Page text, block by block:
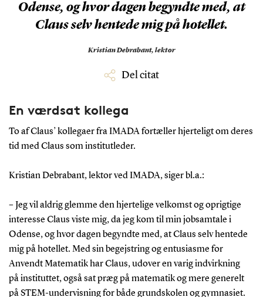
Odense, og hvor dagen begyndte med, at
Claus selv hentede mig på hotellet.
Kristian Debrabant, lektor
Del citat
En værdsat kollega
To af Claus’ kollegaer fra IMADA fortæller hjerteligt om deres
tid med Claus som institutleder.
Kristian Debrabant, lektor ved IMADA, siger bl.a.:
– Jeg vil aldrig glemme den hjertelige velkomst og oprigtige
interesse Claus viste mig, da jeg kom til min jobsamtale i
Odense, og hvor dagen begyndte med, at Claus selv hentede
mig på hotellet. Med sin begejstring og entusiasme for
Anvendt Matematik har Claus, udover en varig indvirkning
på instituttet, også sat præg på matematik og mere generelt
på STEM-undervisning for både grundskolen og gymnasiet.